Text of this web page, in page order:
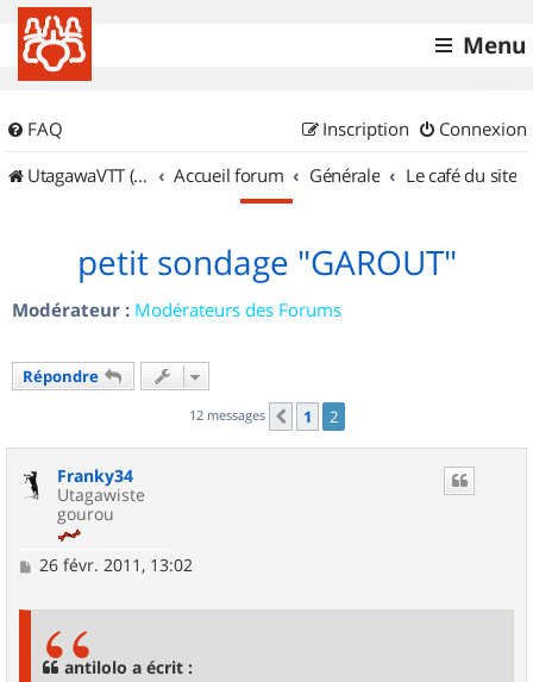
Menu
FAQ Connexion
Inscription
UtagawaVTT (Randos VTT et VTTAE avec traces GPS)
Accueil forum Générale Le café du site
petit sondage "GAROUT"
Modérateur : Modérateurs des Forums
Répondre
12 messages Précédent
1 2
Franky34
Utagawiste
gourou
M
26 févr. 2011, 13:02
antilolo a écrit :